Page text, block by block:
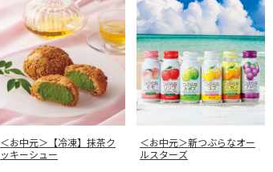
＜お中元＞【冷凍】抹茶ク
ッキーシュー
＜お中元＞新つぶらなオー
ルスターズ